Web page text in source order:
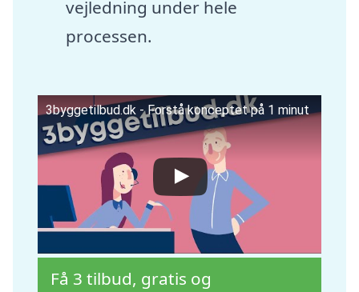
vejledning under hele
processen.
3byggetilbud.dk - Forstå konceptet på 1 minut
Få 3 tilbud, gratis og